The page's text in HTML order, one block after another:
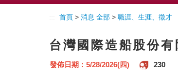
首頁> 消息 全部> 職涯、生涯、徵才
台灣國際造船股份
發佈日期：5/28/2026(四) 230